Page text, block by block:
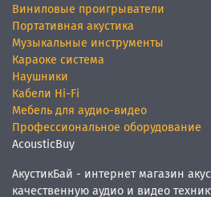
Виниловые проигрыватели
Портативная акустика
Музыкальные инструменты
Караоке система
Наушники
Кабели Hi-Fi
Мебель для аудио-видео
Профессиональное оборудование
AcousticBuy
АкустикБай - интернет магазин
качественную аудио и видео